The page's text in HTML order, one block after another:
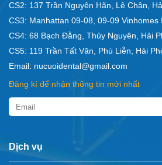
CS2: 137 Trần Nguyên Hãn, Lê Chân,
CS3: Manhattan 09-08, 09-09 Vinhomes
CS4: 68 Bạch Đằng, Thủy Nguyên, Hải
CS5: 119 Trần Tất Văn, Phù Liễn, Hải
Email: nucuoidental@gmail.com
Đăng kí để nhận thông tin mới nhất
Dịch vụ